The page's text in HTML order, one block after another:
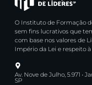
O Instituto de Formação
sem fins lucrativos que
com base nos valores de
Império da Lei e respeito
Av. Nove de Julho, 5.971 •
SP